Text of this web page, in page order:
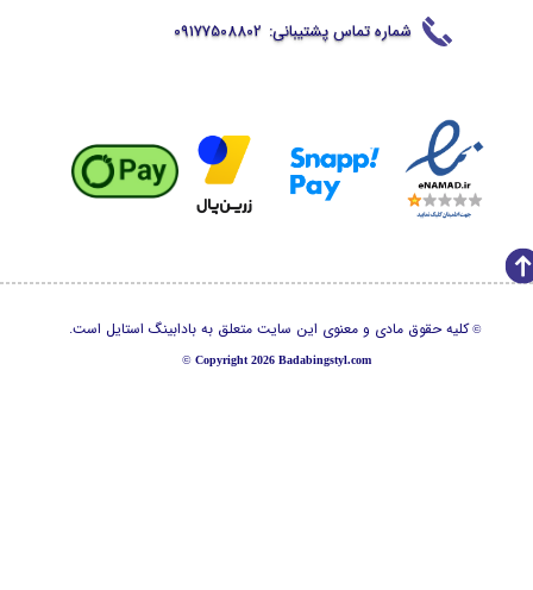
©کلیه حقوق مادی و معنوی این سایت متعلق به بادابینگ استایل است.
© Copyright 2026 Badabingstyl.com
شماره تماس پشتیبانی: 09177508802